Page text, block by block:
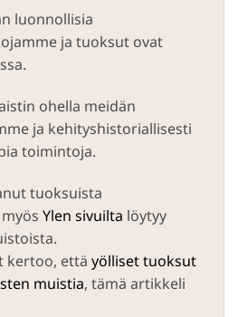
luonnollisia
ja tuoksut ovat
ohella meidän
ja kehityshistoriallisesti
toimintoja.
tuoksuista
Ylen sivuilta löytyy
kertoo, että yölliset tuoksut
muistia, tämä artikkeli